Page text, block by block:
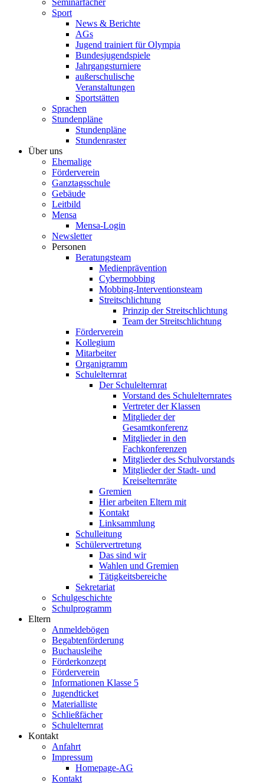
Seminarfächer
Sport
News & Berichte
AGs
Jugend trainiert für Olympia
Bundesjugendspiele
Jahrgangsturniere
außerschulische
Veranstaltungen
Sportstätten
Sprachen
Stundenpläne
Stundenpläne
Stundenraster
Über uns
Ehemalige
Förderverein
Ganztagsschule
Gebäude
Leitbild
Mensa
Mensa-Login
Newsletter
Personen
Beratungsteam
Medienprävention
Cybermobbing
Mobbing-Interventionsteam
Streitschlichtung
Prinzip der Streitschlichtung
Team der Streitschlichtung
Förderverein
Kollegium
Mitarbeiter
Organigramm
Schulelternrat
Der Schulelternrat
Vorstand des Schulelternrates
Vertreter der Klassen
Mitglieder der
Gesamtkonferenz
Mitglieder in den
Fachkonferenzen
Mitglieder des Schulvorstands
Mitglieder der Stadt- und
Kreiselternräte
Gremien
Hier arbeiten Eltern mit
Kontakt
Linksammlung
Schulleitung
Schülervertretung
Das sind wir
Wahlen und Gremien
Tätigkeitsbereiche
Sekretariat
Schulgeschichte
Schulprogramm
Eltern
Anmeldebögen
Begabtenförderung
Buchausleihe
Förderkonzept
Förderverein
Informationen Klasse 5
Jugendticket
Materialliste
Schließfächer
Schulelternrat
Kontakt
Anfahrt
Impressum
Homepage-AG
Kontakt